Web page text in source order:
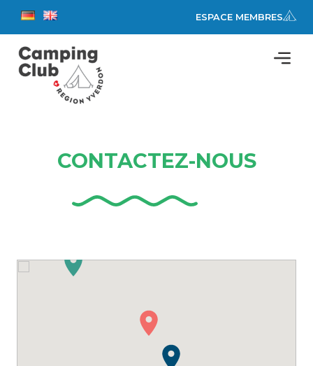
ESPACE MEMBRES
CONTACTEZ-NOUS